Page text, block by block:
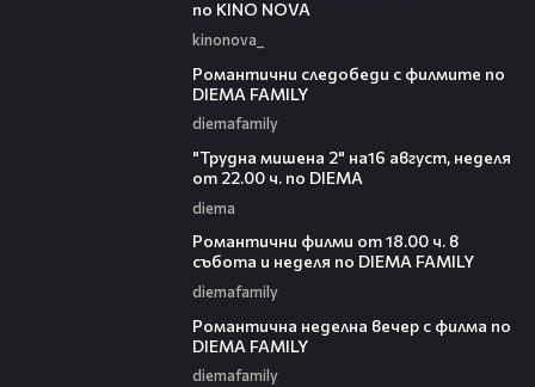
по KINO NOVA
kinonova_
Романтични следобеди с филмите по
DIEMA FAMILY
diemafamily
"Трудна мишена 2" на16 август, неделя
от 22.00 ч. по DIEMA
diema
Романтични филми от 18.00 ч. в
събота и неделя по DIEMA FAMILY
diemafamily
Романтичнa неделна вечер с филма по
DIEMA FAMILY
diemafamily